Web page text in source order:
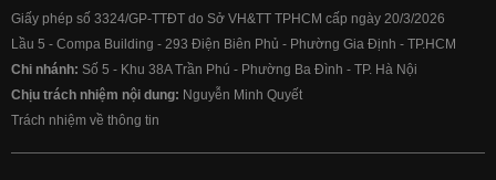
Giấy phép số 3324/GP-TTĐT do Sở VH&TT TPHCM cấp ngày 20/3/2026
Lầu 5 - Compa Building - 293 Điện Biên Phủ - Phường Gia Định - TP.HCM
Chi nhánh: Số 5 - Khu 38A Trần Phú - Phường Ba Đình - TP. Hà Nội
Chịu trách nhiệm nội dung: Nguyễn Minh Quyết
Trách nhiệm về thông tin